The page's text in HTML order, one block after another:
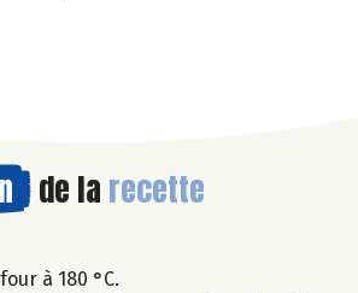
de la recette
à 180 °C.